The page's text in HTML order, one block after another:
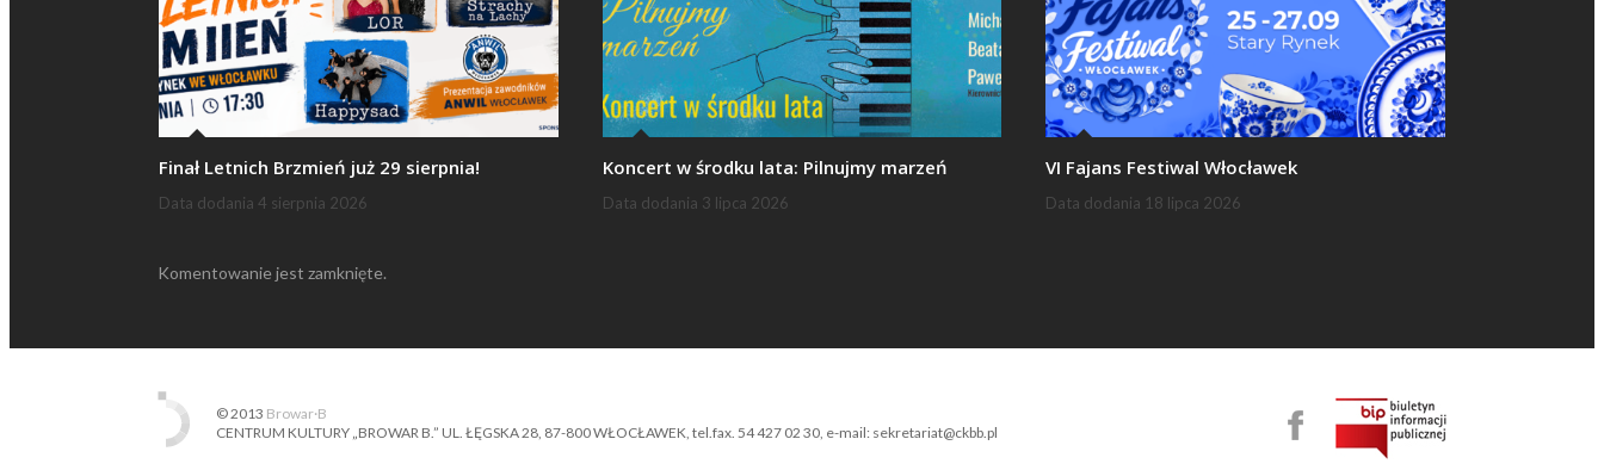
Finał Letnich Brzmień już 29 sierpnia!
Data dodania 4 sierpnia 2026
Koncert w środku lata: Pilnujmy marzeń
Data dodania 3 lipca 2026
VI Fajans Festiwal Włocławek
Data dodania 18 lipca 2026
Komentowanie jest zamknięte.
© 2013 Browar·B
CENTRUM KULTURY „BROWAR B.” UL. ŁĘGSKA 28, 87-800 WŁOCŁAWEK, tel.fax. 54 427 02 30, e-mail: sekretariat@ckbb.pl